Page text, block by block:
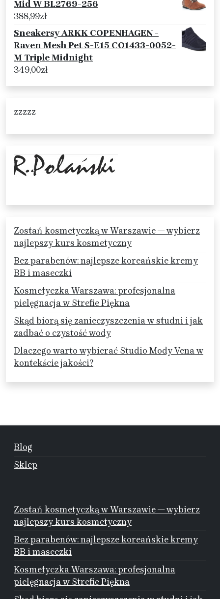
Mid W BL2769-256
388,99zł
Sneakersy ARKK COPENHAGEN -
Raven Mesh Pet S-E15 CO1433-0052-
M Triple Midnight
349,00zł
zzzzz
Zostań kosmetyczką w Warszawie — wybierz
najlepszy kurs kosmetyczny
Bez parabenów: najlepsze koreańskie kremy
BB i maseczki
Kosmetyczka Warszawa: profesjonalna
pielęgnacja w Strefie Piękna
Skąd biorą się zanieczyszczenia w studni i jak
zadbać o czystość wody
Dlaczego warto wybierać Studio Mody Vena w
kontekście jakości?
Blog
Sklep
Zostań kosmetyczką w Warszawie — wybierz
najlepszy kurs kosmetyczny
Bez parabenów: najlepsze koreańskie kremy
BB i maseczki
Kosmetyczka Warszawa: profesjonalna
pielęgnacja w Strefie Piękna